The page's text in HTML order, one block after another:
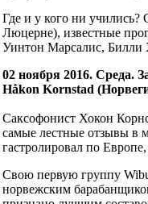
Где и у кого ни
Люцерне), известные
Уинтон Марсалис,
02 ноября 2016. Среда.
Håkon Kornstad
Саксофонист Хокон
самые лестные отзывы в
гастролировал по
Свою первую группу
норвежским